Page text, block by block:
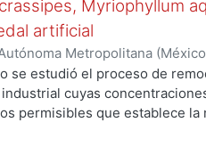
Myriophyllum
artificial
Metropolitana
Información. ,2020-01)Islas
se estudió el proceso de
cuyas
permisibles que establece la